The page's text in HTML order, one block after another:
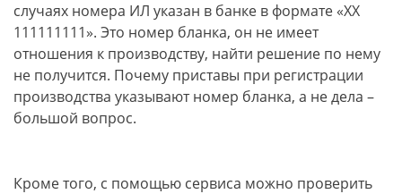
случаях номера ИЛ указан в банке в формате «ХХ
111111111». Это номер бланка, он не имеет
отношения к производству, найти решение по нему
не получится. Почему приставы при регистрации
производства указывают номер бланка, а не дела –
большой вопрос.
Кроме того, с помощью сервиса можно проверить